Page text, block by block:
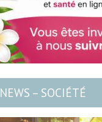
NEWS – SOCIÉTÉ